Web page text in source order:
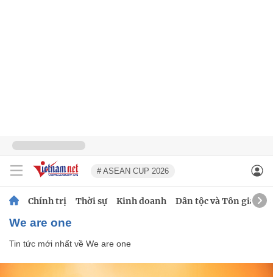
# ASEAN CUP 2026
Chính trị Thời sự Kinh doanh Dân tộc và Tôn giáo
We are one
Tin tức mới nhất về We are one